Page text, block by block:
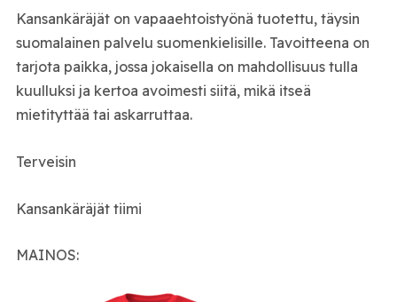
Kansankäräjät on vapaaehtoistyönä tuotettu, täysin
suomalainen palvelu suomenkielisille. Tavoitteena on
tarjota paikka, jossa jokaisella on mahdollisuus tulla
kuulluksi ja kertoa avoimesti siitä, mikä itseä
mietityttää tai askarruttaa.
Terveisin
Kansankäräjät tiimi
MAINOS: